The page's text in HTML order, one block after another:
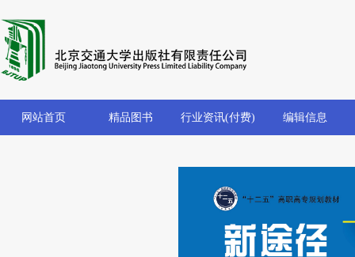
网站首页 精品图书 行业资讯(付费) 编辑信息